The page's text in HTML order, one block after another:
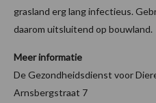
grasland erg lang infectieus.
daarom uitsluitend op bouwland.
Meer informatie
De Gezondheidsdienst voor
Arnsbergstraat 7